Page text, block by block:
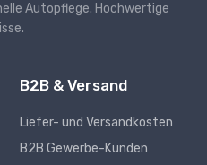
Autopflege. Hochwertige
B2B & Versand
Liefer- und Versandkosten
B2B Gewerbe-Kunden